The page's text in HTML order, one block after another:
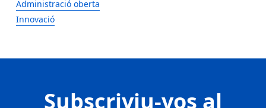
Administració oberta
Innovació
Subscriviu-vos al